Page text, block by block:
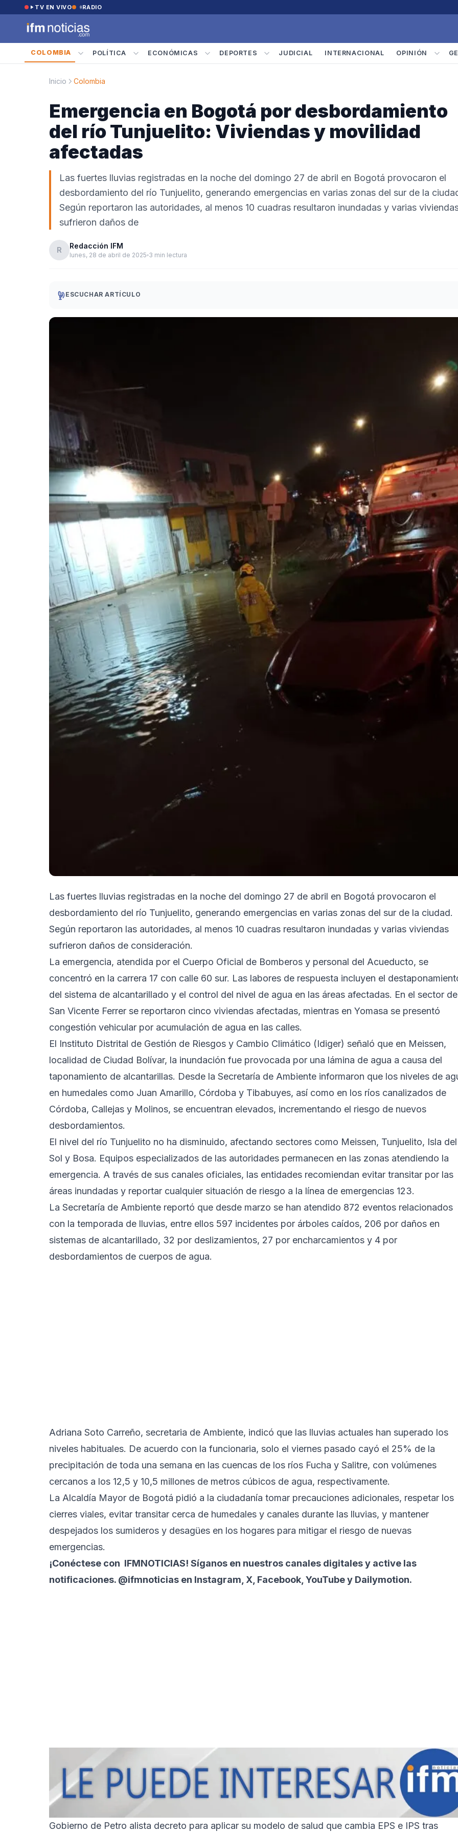
Saltar al contenido
TV EN VIVO RADIO
COLOMBIA POLÍTICA ECONÓMICAS DEPORTES JUDICIAL INTERNACIONAL OPINIÓN
Inicio Colombia
Emergencia en Bogotá por desbordamiento
del río Tunjuelito: Viviendas y movilidad
afectadas
Las fuertes lluvias registradas en la noche del domingo 27 de abril en Bogotá provocaron el
desbordamiento del río Tunjuelito, generando emergencias en varias zonas del sur de la
Según reportaron las autoridades, al menos 10 cuadras resultaron inundadas y varias
sufrieron daños de
R Redacción IFM
lunes, 28 de abril de 2025 3 min lectura
ESCUCHAR ARTÍCULO
Las fuertes lluvias registradas en la noche del domingo 27 de abril en Bogotá provocaron el
desbordamiento del río Tunjuelito, generando emergencias en varias zonas del sur de la ciudad.
Según reportaron las autoridades, al menos 10 cuadras resultaron inundadas y varias viviendas
sufrieron daños de consideración.
La emergencia, atendida por el Cuerpo Oficial de Bomberos y personal del Acueducto, se
concentró en la carrera 17 con calle 60 sur. Las labores de respuesta incluyen el
del sistema de alcantarillado y el control del nivel de agua en las áreas afectadas. En el sector de
San Vicente Ferrer se reportaron cinco viviendas afectadas, mientras en Yomasa se presentó
congestión vehicular por acumulación de agua en las calles.
El Instituto Distrital de Gestión de Riesgos y Cambio Climático (Idiger) señaló que en Meissen,
localidad de Ciudad Bolívar, la inundación fue provocada por una lámina de agua a causa del
taponamiento de alcantarillas. Desde la Secretaría de Ambiente informaron que los niveles de
en humedales como Juan Amarillo, Córdoba y Tibabuyes, así como en los ríos canalizados de
Córdoba, Callejas y Molinos, se encuentran elevados, incrementando el riesgo de nuevos
desbordamientos.
El nivel del río Tunjuelito no ha disminuido, afectando sectores como Meissen, Tunjuelito, Isla del
Sol y Bosa. Equipos especializados de las autoridades permanecen en las zonas atendiendo la
emergencia. A través de sus canales oficiales, las entidades recomiendan evitar transitar por las
áreas inundadas y reportar cualquier situación de riesgo a la línea de emergencias 123.
La Secretaría de Ambiente reportó que desde marzo se han atendido 872 eventos relacionados
con la temporada de lluvias, entre ellos 597 incidentes por árboles caídos, 206 por daños en
sistemas de alcantarillado, 32 por deslizamientos, 27 por encharcamientos y 4 por
desbordamientos de cuerpos de agua.
Adriana Soto Carreño, secretaria de Ambiente, indicó que las lluvias actuales han superado los
niveles habituales. De acuerdo con la funcionaria, solo el viernes pasado cayó el 25% de la
precipitación de toda una semana en las cuencas de los ríos Fucha y Salitre, con volúmenes
cercanos a los 12,5 y 10,5 millones de metros cúbicos de agua, respectivamente.
La Alcaldía Mayor de Bogotá pidió a la ciudadanía tomar precauciones adicionales, respetar los
cierres viales, evitar transitar cerca de humedales y canales durante las lluvias, y mantener
despejados los sumideros y desagües en los hogares para mitigar el riesgo de nuevas
emergencias.
¡Conéctese con IFMNOTICIAS! Síganos en nuestros canales digitales y active las
notificaciones. @ifmnoticias en Instagram, X, Facebook, YouTube y Dailymotion.
Gobierno de Petro alista decreto para aplicar su modelo de salud que cambia EPS e IPS tras